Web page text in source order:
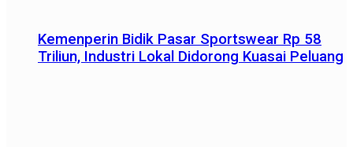
Kemenperin Bidik Pasar Sportswear Rp 58
Triliun, Industri Lokal Didorong Kuasai Peluang